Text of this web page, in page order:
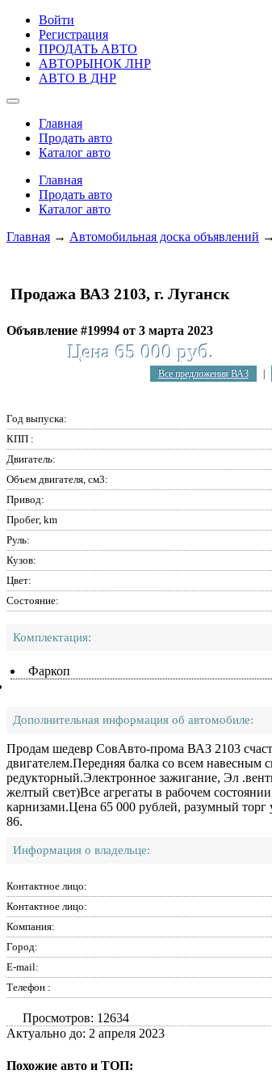
Войти
Регистрация
ПРОДАТЬ АВТО
АВТОРЫНОК ЛНР
АВТО В ДНР
Главная
Продать авто
Каталог авто
Главная
Продать авто
Каталог авто
Главная → Автомобильная доска объявлений →
Продажа ВАЗ 2103, г. Луганск
Объявление #19994 от 3 марта 2023
Цена 65 000 руб.
Все предложения ВАЗ
Год выпуска:
КПП :
Двигатель:
Объем двигателя, см3:
Привод:
Пробег, km
Руль:
Кузов:
Цвет:
Состояние:
Комплектация:
Фаркоп
Дополнительная информация об автомобиле:
Продам шедевр СовАвто-прома ВАЗ 2103
двигателем.Передняя балка со всем навесным
редукторный.Электронное зажигание, Эл
желтый свет)Все агрегаты в рабочем
карнизами.Цена 65 000 рублей, разумный торг
86.
Информация о владельце:
Контактное лицо:
Контактное лицо:
Компания:
Город:
E-mail:
Телефон :
Просмотров: 12634
Актуально до: 2 апреля 2023
Похожие авто и ТОП: